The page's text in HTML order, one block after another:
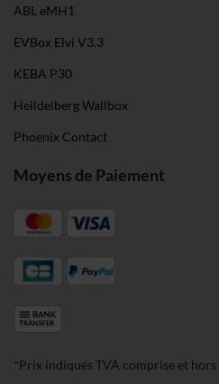
ABL eMH1
EVBox Elvi V3.3
KEBA P30
Heildelberg Wallbox
Phoenix Contact
Moyens de Paiement
*Prix indiqués TVA comprise et hors